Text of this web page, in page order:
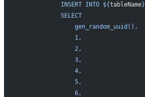
            INSERT INTO ${
tableName}
            SELECT
                gen_random_uuid(),
                1,
                2,
                3,
                4,
                5,
                6,